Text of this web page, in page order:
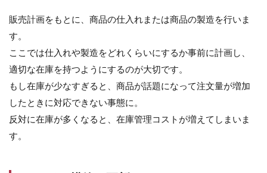
ート
10. 在
庫管理
3
EC
サ
イ
販売計画をもとに、商品の仕入れまたは商品の製造を行いま
す。
ここでは仕入れや製造をどれくらいにするか事前に計画し、
適切な在庫を持つようにするのが大切です。
もし在庫が少なすぎると、商品が話題になって注文量が増加
したときに対応できない事態に。
反対に在庫が多くなると、在庫管理コストが増えてしまいま
す。